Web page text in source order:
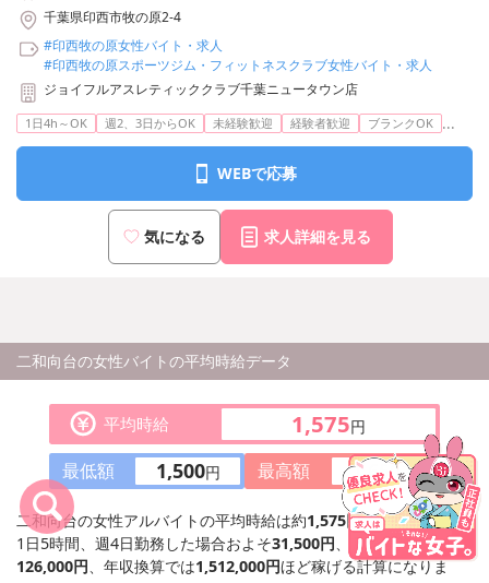
千葉県印西市牧の原2-4
#印西牧の原女性バイト・求人
#印西牧の原スポーツジム・フィットネスクラブ女性バイト・求人
ジョイフルアスレティッククラブ千葉ニュータウン店
1日4h～OK 週2、3日からOK 未経験歓迎 経験者歓迎 ブランクOK ...
WEBで応募
気になる 求人詳細を見る
二和向台の女性バイトの平均時給データ
平均時給 1,575円
最低額 1,500円 最高額 1,650円
二和向台の女性アルバイトの平均時給は約1,575円です。
1日5時間、週4日勤務した場合およそ31,500円、月給換算すると
126,000円、年収換算では1,512,000円ほど稼げる計算になりま